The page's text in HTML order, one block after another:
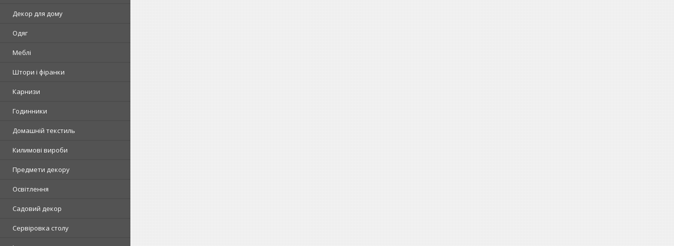
Декор для дому
Одяг
Меблі
Штори і фіранки
Карнизи
Годинники
Домашній текстиль
Килимові вироби
Предмети декору
Освітлення
Садовий декор
Сервіровка столу